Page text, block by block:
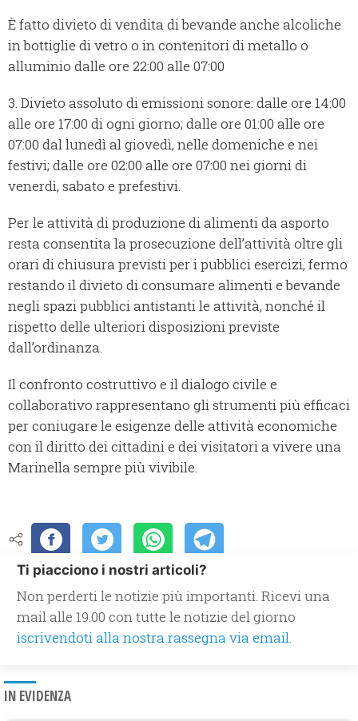
È fatto divieto di vendita di bevande anche alcoliche
in bottiglie di vetro o in contenitori di metallo o
alluminio dalle ore 22:00 alle 07:00
3. Divieto assoluto di emissioni sonore: dalle ore 14:00
alle ore 17:00 di ogni giorno; dalle ore 01:00 alle ore
07:00 dal lunedì al giovedì, nelle domeniche e nei
festivi; dalle ore 02:00 alle ore 07:00 nei giorni di
venerdì, sabato e prefestivi.
Per le attività di produzione di alimenti da asporto
resta consentita la prosecuzione dell’attività oltre gli
orari di chiusura previsti per i pubblici esercizi, fermo
restando il divieto di consumare alimenti e bevande
negli spazi pubblici antistanti le attività, nonché il
rispetto delle ulteriori disposizioni previste
dall’ordinanza.
Il confronto costruttivo e il dialogo civile e
collaborativo rappresentano gli strumenti più efficaci
per coniugare le esigenze delle attività economiche
con il diritto dei cittadini e dei visitatori a vivere una
Marinella sempre più vivibile.
Ti piacciono i nostri articoli?
Non perderti le notizie più importanti. Ricevi una
mail alle 19.00 con tutte le notizie del giorno
iscrivendoti alla nostra rassegna via email.
IN EVIDENZA